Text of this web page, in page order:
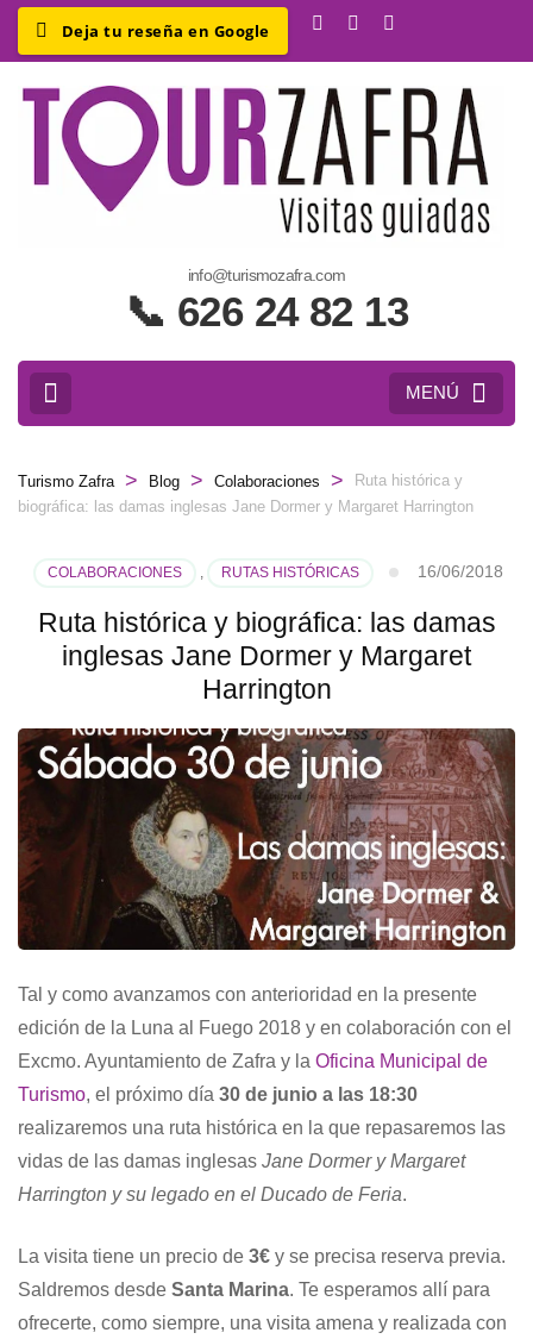
info@turismozafra.com
📞 626 24 82 13
MENÚ
Turismo Zafra > Blog > Colaboraciones >
Ruta histórica y
biográfica: las damas inglesas Jane Dormer y Margaret Harrington
COLABORACIONES , RUTAS HISTÓRICAS 16/06/2018
Ruta histórica y biográfica: las damas
inglesas Jane Dormer y Margaret
Harrington
Tal y como avanzamos con anterioridad en la presente
edición de la Luna al Fuego 2018 y en colaboración con el
Excmo. Ayuntamiento de Zafra y la Oficina Municipal de
Turismo, el próximo día 30 de junio a las 18:30
realizaremos una ruta histórica en la que repasaremos las
vidas de las damas inglesas Jane Dormer y Margaret
Harrington y su legado en el Ducado de Feria.
La visita tiene un precio de 3€ y se precisa reserva previa.
Saldremos desde Santa Marina. Te esperamos allí para
ofrecerte, como siempre, una visita amena y realizada con